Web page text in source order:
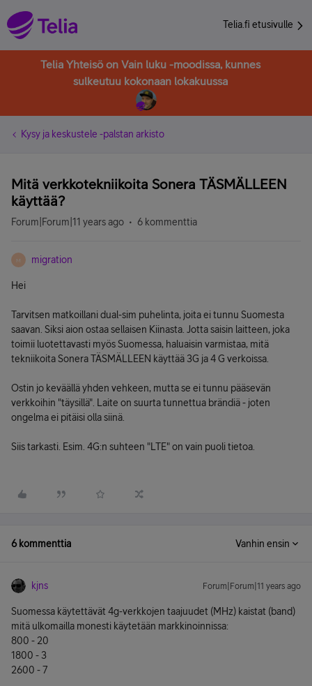
Telia.fi etusivulle
Telia Yhteisö on Vain luku -moodissa, kunnes
sulkeutuu kokonaan lokakuussa
Kysy ja keskustele -palstan arkisto
Mitä verkkotekniikoita Sonera TÄSMÄLLEEN
käyttää?
Forum|Forum|11 years ago 6 kommenttia
M migration
Hei
Tarvitsen matkoillani dual-sim puhelinta, joita ei tunnu Suomesta
saavan. Siksi aion ostaa sellaisen Kiinasta. Jotta saisin laitteen, joka
toimii luotettavasti myös Suomessa, haluaisin varmistaa, mitä
tekniikoita Sonera TÄSMÄLLEEN käyttää 3G ja 4 G verkoissa.
Ostin jo keväällä yhden vehkeen, mutta se ei tunnu pääsevän
verkkoihin "täysillä". Laite on suurta tunnettua brändiä - joten
ongelma ei pitäisi olla siinä.
Siis tarkasti. Esim. 4G:n suhteen "LTE" on vain puoli tietoa.
6 kommenttia Vanhin ensin
kjns Forum|Forum|11 years ago
Suomessa käytettävät 4g-verkkojen taajuudet (MHz) kaistat (band)
mitä ulkomailla monesti käytetään markkinoinnissa:
800 - 20
1800 - 3
2600 - 7